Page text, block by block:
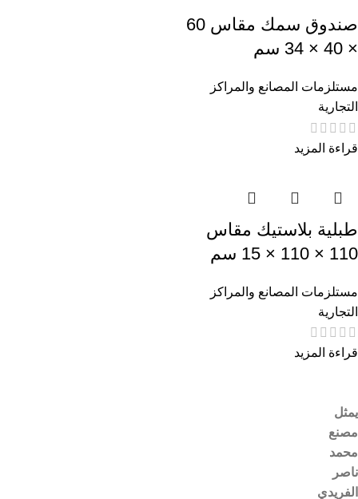
صندوق سمك مقاس 60
× 40 × 34 سم
مستلزمات المصانع والمراكز
التجارية
قراءة المزيد
طبلية بلاستيك مقاس
110 × 110 × 15 سم
مستلزمات المصانع والمراكز
التجارية
قراءة المزيد
يمثل
مصنع
محمد
ناصر
الفريدي